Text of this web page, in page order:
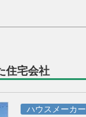
住宅会社
ハウスメーカー